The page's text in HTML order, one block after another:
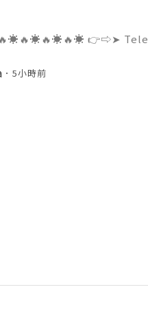
👉⇨➤
Visit To Website:
widely used email
5小時前